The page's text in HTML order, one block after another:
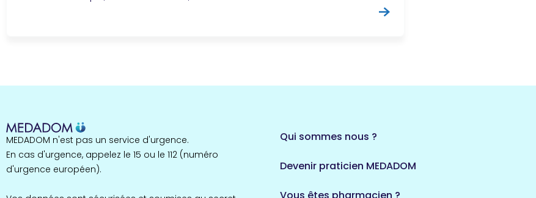
MEDADOM n'est pas un service d'urgence.
En cas d'urgence, appelez le 15 ou le 112 (numéro
d'urgence européen).
Qui sommes nous ?
Devenir praticien MEDADOM